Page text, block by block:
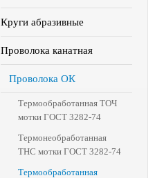
Круги абразивные
Проволока канатная
Проволока ОК
Термообработанная ТОЧ
мотки ГОСТ 3282-74
Термонеобработанная
ТНС мотки ГОСТ 3282-74
Термообработанная